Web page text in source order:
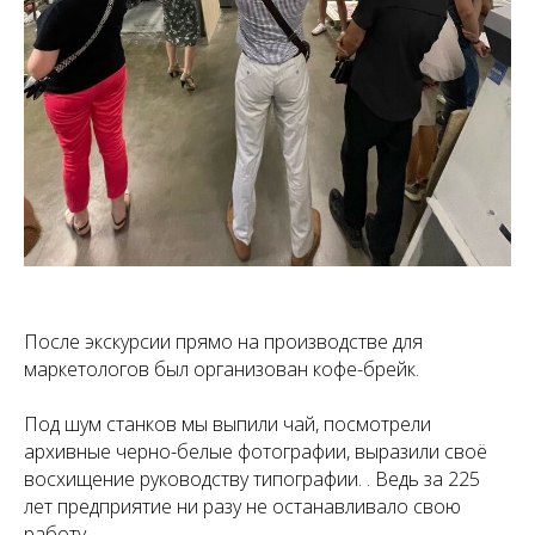
После экскурсии прямо на производстве для
маркетологов был организован кофе-брейк.
Под шум станков мы выпили чай, посмотрели
архивные черно-белые фотографии, выразили своё
восхищение руководству типографии. . Ведь за 225
лет предприятие ни разу не останавливало свою